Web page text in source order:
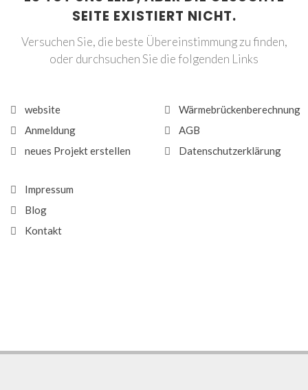
SEITE EXISTIERT NICHT.
Versuchen Sie, die beste Übereinstimmung zu finden,
oder durchsuchen Sie die folgenden Links
website
Anmeldung
neues Projekt erstellen
Wärmebrückenberechnung
AGB
Datenschutzerklärung
Impressum
Blog
Kontakt